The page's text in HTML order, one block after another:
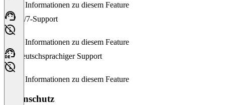
Keine Informationen zu diesem Feature
24/7-Support
Keine Informationen zu diesem Feature
Deutschsprachiger Support
Keine Informationen zu diesem Feature
Datenschutz